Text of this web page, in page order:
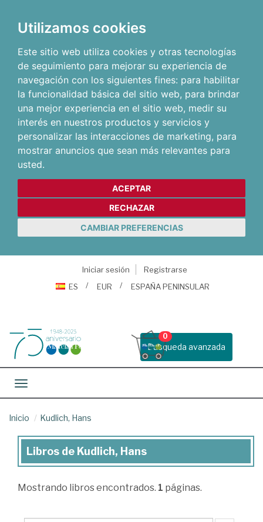
Utilizamos cookies
Este sitio web utiliza cookies y otras tecnologías
de seguimiento para mejorar su experiencia de
navegación con los siguientes fines: para habilitar
la funcionalidad básica del sitio web, para brindar
una mejor experiencia en el sitio web, medir su
interés en nuestros productos y servicios y
personalizar las interacciones de marketing, para
mostrar anuncios que sean más relevantes para
usted.
ACEPTAR
RECHAZAR
CAMBIAR PREFERENCIAS
Iniciar sesión
Registrarse
ES
EUR ESPAÑA PENINSULAR
Busqueda avanzada
0
Toggle navigation
Inicio Kudlich, Hans
Libros
Kudlich,
Libros de Kudlich, Hans
Mostrando libros encontrados. 1 páginas.